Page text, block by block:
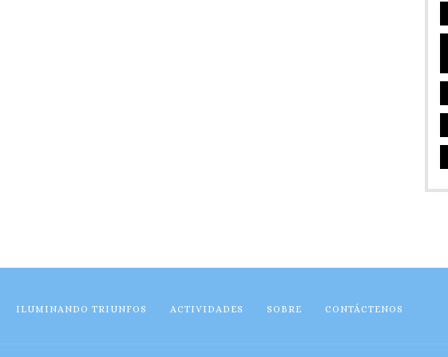
ILUMINANDO TRIUNFOS ACTIVIDADES SOBRE CONTÁCTENOS